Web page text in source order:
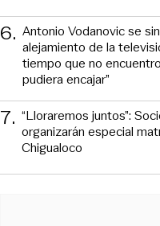
6. Antonio Vodanovic se
alejamiento de la
tiempo que no
pudiera encajar”
7. “Lloraremos juntos”:
organizarán especial
Chigualoco